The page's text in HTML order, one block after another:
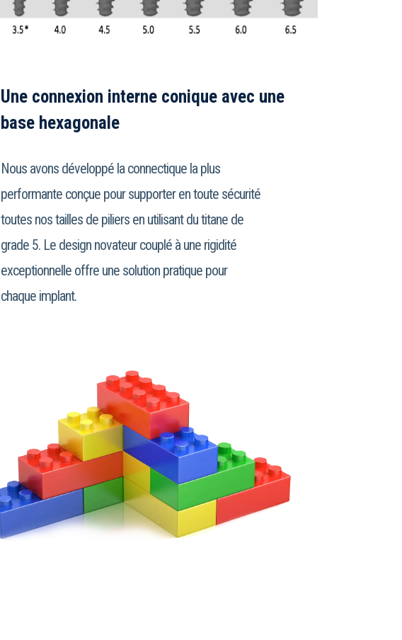
Une connexion interne conique avec une
base hexagonale
Nous avons développé la connectique la plus
performante conçue pour supporter en toute sécurité
toutes nos tailles de piliers en utilisant du titane de
grade 5. Le design novateur couplé à une rigidité
exceptionnelle offre une solution pratique pour
chaque implant.